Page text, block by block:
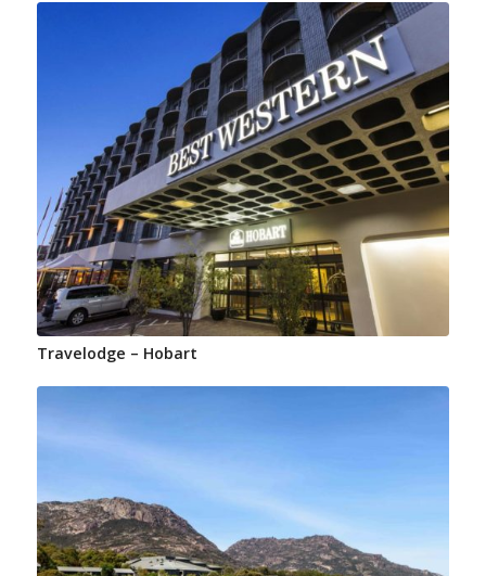
Travelodge – Hobart